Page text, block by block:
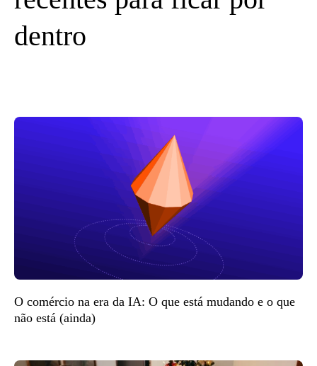
dentro
O comércio na era da IA: O que está mudando e o que
não está (ainda)